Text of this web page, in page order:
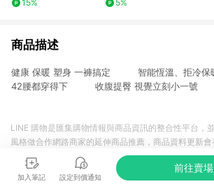
15%
5%
商品描述
健康 保暖 塑身 一褲搞定 智能恆溫、拒
42腰都穿得下 收腹提臀 視覺立刻小一號
加入筆記 設定到價通知
前往賣場
LINE 購物是匯集購物情報與商品資訊的整合性平台，
風格做合作網路商家的延伸商品推薦，商品資料更新
商品至各合作網路商家，確認現售價與購物條件，一
準。